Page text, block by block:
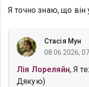
Я точно знаю, що він
Стасія Мун
08.06.2026,
Лія Лореляйн, Я
Дякую)